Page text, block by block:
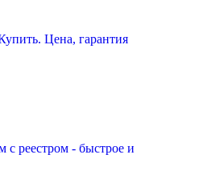
Цена, гарантия
реестром - быстрое и